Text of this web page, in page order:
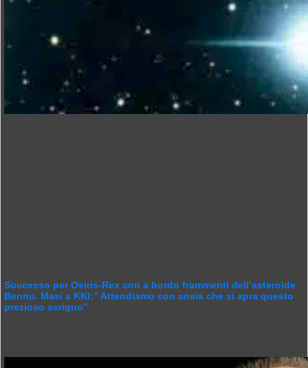
Successo per Osiris-Rex con a bordo frammenti dell’asteroide
Bennu. Masi a KKI:” Attendiamo con ansia che si apra questo
prezioso scrigno”